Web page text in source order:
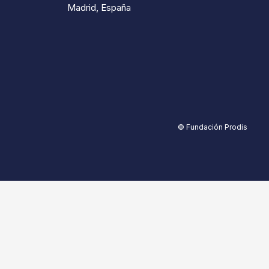
Madrid, España
© Fundación Prodis